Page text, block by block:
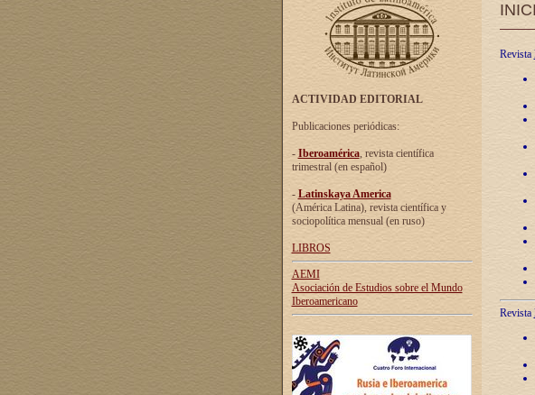
ACTIVIDAD EDITORIAL
Publicaciones periódicas:
- Iberoamérica, revista científica
trimestral (en español)
- Latinskaya America
(América Latina), revista científica y
sociopolítica mensual (en ruso)
LIBROS
AEMI
Asociación de Estudios sobre el Mundo
Iberoamericano
Revista
Revista